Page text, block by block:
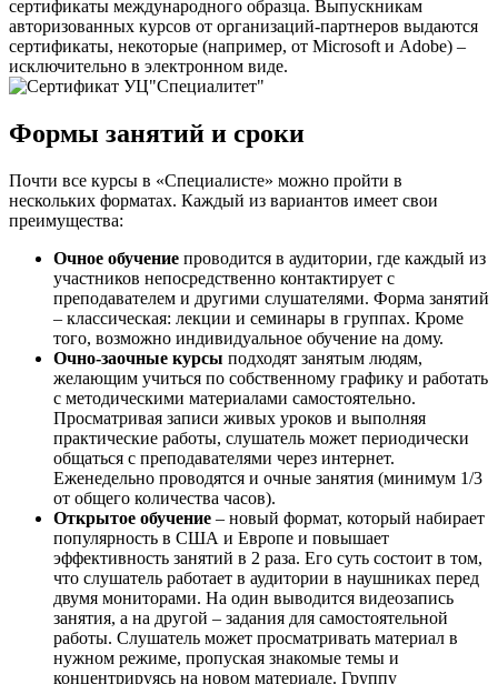
сертификаты международного образца. Выпускникам
авторизованных курсов от организаций-партнеров выдаются
сертификаты, некоторые (например, от Microsoft и Adobe) –
исключительно в электронном виде.
Формы занятий и сроки
Почти все курсы в «Специалисте» можно пройти в
нескольких форматах. Каждый из вариантов имеет свои
преимущества:
Очное обучение проводится в аудитории, где каждый из
участников непосредственно контактирует с
преподавателем и другими слушателями. Форма занятий
– классическая: лекции и семинары в группах. Кроме
того, возможно индивидуальное обучение на дому.
Очно-заочные курсы подходят занятым людям,
желающим учиться по собственному графику и работать
с методическими материалами самостоятельно.
Просматривая записи живых уроков и выполняя
практические работы, слушатель может периодически
общаться с преподавателями через интернет.
Еженедельно проводятся и очные занятия (минимум 1/3
от общего количества часов).
Открытое обучение – новый формат, который набирает
популярность в США и Европе и повышает
эффективность занятий в 2 раза. Его суть состоит в том,
что слушатель работает в аудитории в наушниках перед
двумя мониторами. На один выводится видеозапись
занятия, а на другой – задания для самостоятельной
работы. Слушатель может просматривать материал в
нужном режиме, пропуская знакомые темы и
концентрируясь на новом материале. Группу